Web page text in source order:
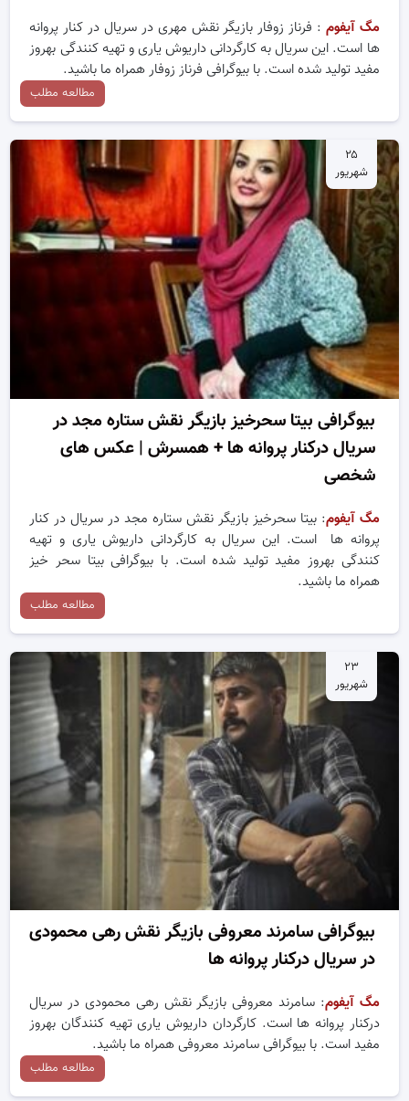
مگ آیفوم : فرناز زوفار بازیگر نقش مهری در سریال در کنار پروانه
ها است. این سریال به کارگردانی داریوش یاری و تهیه کنندگی بهروز
مفید تولید شده است. با بیوگرافی فرناز زوفار همراه ما باشید.
مطالعه مطلب
۲۵
شهریور
بیوگرافی بیتا سحرخیز بازیگر نقش ستاره مجد در
سریال درکنار پروانه ها + همسرش | عکس های
شخصی
مگ آیفوم: بیتا سحرخیز بازیگر نقش ستاره مجد در سریال در کنار
پروانه ها است. این سریال به کارگردانی داریوش یاری و تهیه
کنندگی بهروز مفید تولید شده است. با بیوگرافی بیتا سحر خیز
همراه ما باشید.
مطالعه مطلب
۲۳
شهریور
بیوگرافی سامرند معروفی بازیگر نقش رهی محمودی
در سریال درکنار پروانه ها
مگ آیفوم: سامرند معروفی بازیگر نقش رهی محمودی در سریال
درکنار پروانه ها است. کارگردان داریوش یاری تهیه کنندگان بهروز
مفید است. با بیوگرافی سامرند معروفی همراه ما باشید.
مطالعه مطلب